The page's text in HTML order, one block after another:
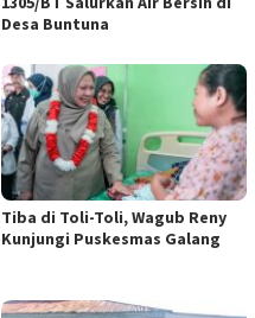
Desa Buntuna
Tiba di Toli-Toli, Wagub Reny
Kunjungi Puskesmas Galang